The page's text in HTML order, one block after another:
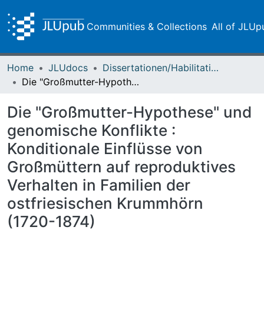
Communities & Collections All of
Home JLUdocs
Dissertationen/Habilitationen
Die "Großmutter-Hypothese" und genomische Konflikte : Konditionale Einflüsse von Großmüttern auf reproduktives Verhalten in Familien der ostfriesischen Krummhörn (1720-1874)
Die "Großmutter-Hypothese" und
genomische Konflikte :
Konditionale Einflüsse von
Großmüttern auf reproduktives
Verhalten in Familien der
ostfriesischen Krummhörn
(1720-1874)